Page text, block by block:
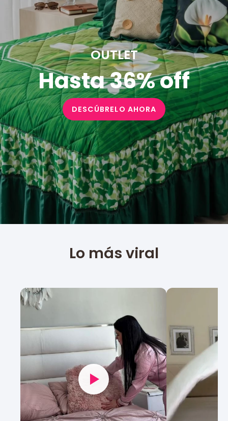
OUTLET
Hasta 36% off
DESCÚBRELO AHORA
Lo más viral